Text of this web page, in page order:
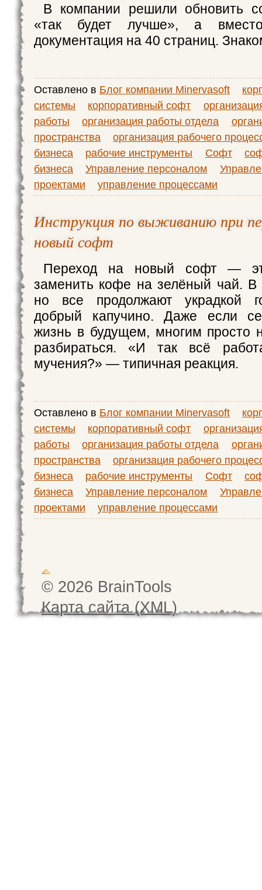
В компании решили обновить
«так будет лучше», а
документация на 40 страниц.
Оставлено в Блог компании Minervasoft
системы
корпоративный софт
работы
организация работы отдела
пространства
организация рабочего
бизнеса
рабочие инструменты Софт
бизнеса
Управление персоналом
проектами
управление процессами
Инструкция по выживанию при
новый софт
Переход на новый софт —
заменить кофе на зелёный чай. В
но все продолжают украдкой
добрый капучино. Даже если
жизнь в будущем, многим просто
разбираться. «И так всё
мучения?» — типичная реакция.
Оставлено в Блог компании Minervasoft
системы
корпоративный софт
работы
организация работы отдела
пространства
организация рабочего
бизнеса
рабочие инструменты Софт
бизнеса
Управление персоналом
проектами
управление процессами
© 2026 BrainTools
Карта сайта (XML)